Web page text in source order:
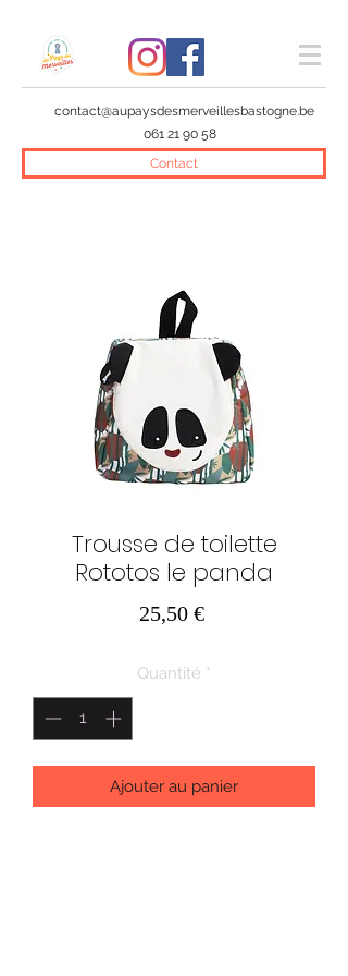
contact@aupaysdesmerveillesbastogne.be
061 21 90 58
Contact
Trousse de toilette
Rototos le panda
25,50 €Prix
Quantité *
Ajouter au panier